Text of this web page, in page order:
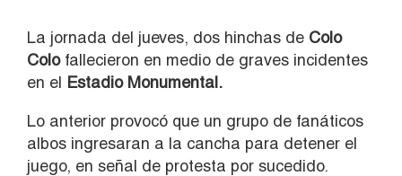
La jornada del jueves, dos hinchas de Colo
Colofallecieron en medio de graves incidentes
en el Estadio Monumental.
Lo anterior provocó que un grupo de fanáticos
albos ingresaran a la cancha para detener el
juego, en señal de protesta por sucedido.